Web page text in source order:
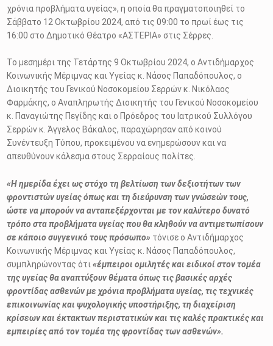
χρόνια προβλήματα υγείας», η οποία θα πραγματοποιηθεί το
Σάββατο 12 Οκτωβρίου 2024, από τις 09:00 το πρωί έως τις
16:00 στο Δημοτικό Θέατρο «ΑΣΤΕΡΙΑ» στις Σέρρες.
Το μεσημέρι της Τετάρτης 9 Οκτωβρίου 2024, ο Αντιδήμαρχος
Κοινωνικής Μέριμνας και Υγείας κ. Νάσος Παπαδόπουλος, ο
Διοικητής του Γενικού Νοσοκομείου Σερρών κ. Νικόλαος
Φαρμάκης, ο Αναπληρωτής Διοικητής του Γενικού Νοσοκομείου
κ. Παναγιώτης Πεγίδης και ο Πρόεδρος του Ιατρικού Συλλόγου
Σερρών κ. Άγγελος Βάκαλος, παραχώρησαν από κοινού
Συνέντευξη Τύπου, προκειμένου να ενημερώσουν και να
απευθύνουν κάλεσμα στους Σερραίους πολίτες.
«Η ημερίδα έχει ως στόχο τη βελτίωση των δεξιοτήτων των
φροντιστών υγείας όπως και τη διεύρυνση των γνώσεών τους,
ώστε να μπορούν να ανταπεξέρχονται με τον καλύτερο δυνατό
τρόπο στα προβλήματα υγείας που θα κληθούν να αντιμετωπίσουν
σε κάποιο συγγενικό τους πρόσωπο» τόνισε ο Αντιδήμαρχος
Κοινωνικής Μέριμνας και Υγείας κ. Νάσος Παπαδόπουλος,
συμπληρώνοντας ότι«έμπειροι ομιλητές και ειδικοί στον τομέα
της υγείας θα αναπτύξουν θέματα όπως τις βασικές αρχές
φροντίδας ασθενών με χρόνια προβλήματα υγείας, τις τεχνικές
επικοινωνίας και ψυχολογικής υποστήριξης, τη διαχείριση
κρίσεων και έκτακτων περιστατικών και τις καλές πρακτικές και
εμπειρίες από τον τομέα της φροντίδας των ασθενών».